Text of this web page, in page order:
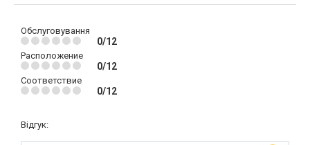
Обслуговування
0/12
Расположение
0/12
Соответствие
0/12
Відгук: